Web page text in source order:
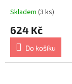
Skladem (3 ks)
624 Kč
Do košíku